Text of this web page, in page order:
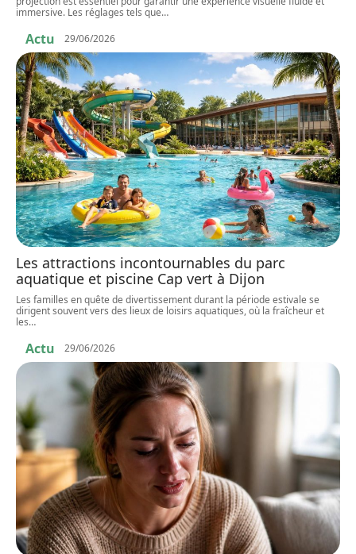
immersive. Les réglages tels que…
Actu 29/06/2026
Les attractions incontournables du parc
aquatique et piscine Cap vert à Dijon
Les familles en quête de divertissement durant la période estivale se
dirigent souvent vers des lieux de loisirs aquatiques, où la fraîcheur et
les…
Actu 29/06/2026